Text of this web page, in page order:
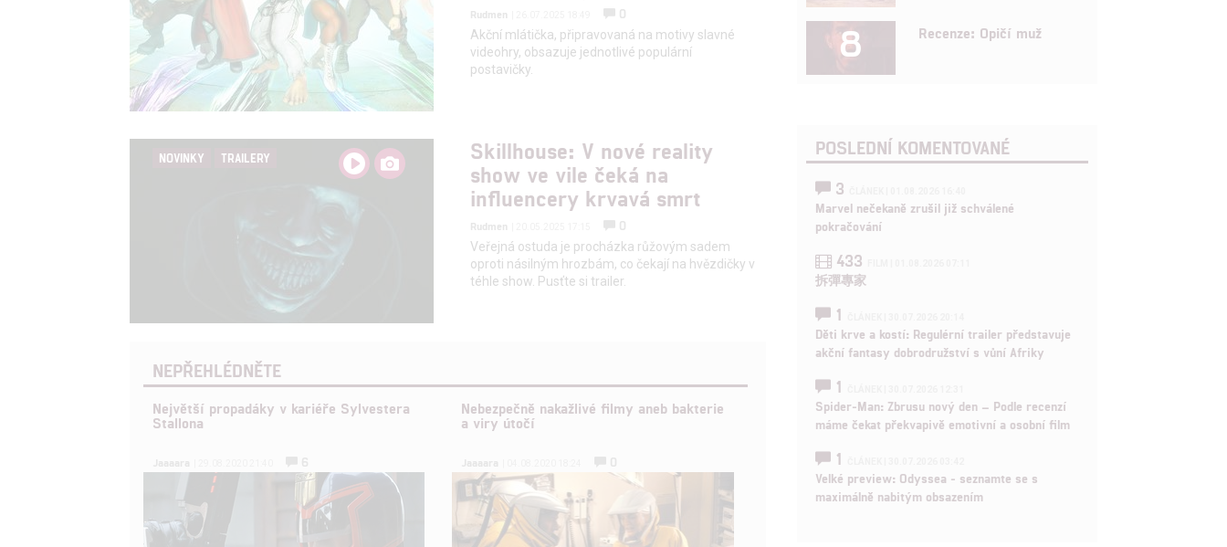
Rudmen
0
Akční mlátička, připravovaná na motivy slavné
videohry, obsazuje jednotlivé populární
postavičky.
NOVINKY TRAILERY
Skillhouse: V nové reality
show ve vile čeká na
influencery krvavá smrt
Rudmen
0
Veřejná ostuda je procházka růžovým sadem
oproti násilným hrozbám, co čekají na hvězdičky v
téhle show. Pusťte si trailer.
NEPŘEHLÉDNĚTE
Největší propadáky v kariéře Sylvestera
Stallona
Nebezpečně nakažlivé filmy aneb bakterie
a viry útočí
8 Recenze: Opičí muž
POSLEDNÍ KOMENTOVANÉ
3
Marvel nečekaně zrušil již schválené
pokračování
433
拆彈專家
1
Děti krve a kostí: Regulérní trailer představuje
akční fantasy dobrodružství s vůní Afriky
1
Spider-Man: Zbrusu nový den – Podle recenzí
máme čekat překvapivě emotivní a osobní film
1
Velké preview: Odyssea - seznamte se s
maximálně nabitým obsazením